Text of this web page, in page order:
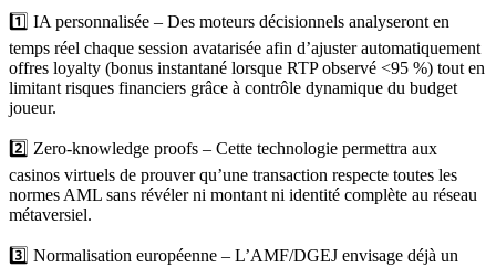
1️⃣ IA personnalisée – Des moteurs décisionnels analyseront en
temps réel chaque session avatarisée afin d’ajuster automatiquement
offres loyalty (bonus instantané lorsque RTP observé <95 %) tout en
limitant risques financiers grâce à contrôle dynamique du budget
joueur.
2️⃣ Zero‑knowledge proofs – Cette technologie permettra aux
casinos virtuels de prouver qu’une transaction respecte toutes les
normes AML sans révéler ni montant ni identité complète au réseau
métaversiel.
3️⃣ Normalisation européenne – L’AMF/DGEJ envisage déjà un